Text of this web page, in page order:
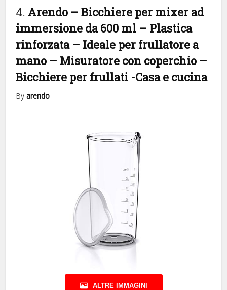
4. Arendo – Bicchiere per mixer ad
immersione da 600 ml – Plastica
rinforzata – Ideale per frullatore a
mano – Misuratore con coperchio –
Bicchiere per frullati -Casa e cucina
Byarendo
ALTRE IMMAGINI